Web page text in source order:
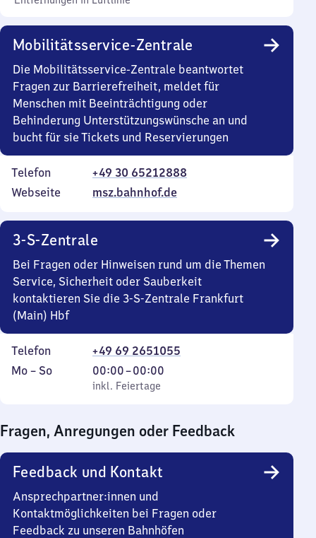
Mobilitätsservice-Zentrale
Die Mobilitätsservice-Zentrale beantwortet
Fragen zur Barrierefreiheit, meldet für
Menschen mit Beeinträchtigung oder
Behinderung Unterstützungswünsche an und
bucht für sie Tickets und Reservierungen
Telefon
+49 30 65212888
Webseite
msz.bahnhof.de
3-S-Zentrale
Bei Fragen oder Hinweisen rund um die Themen
Service, Sicherheit oder Sauberkeit
kontaktieren Sie die 3-S-Zentrale Frankfurt
(Main) Hbf
Telefon
+49 69 2651055
Montag
Mo – So,
inkl. Feiertage
00:00–00:00
Von
0
0
Uhr
inkl. Feiertage
Fragen, Anregungen oder Feedback
Feedback und Kontakt
Ansprechpartner:innen und
Kontaktmöglichkeiten bei Fragen oder
Feedback zu unseren Bahnhöfen